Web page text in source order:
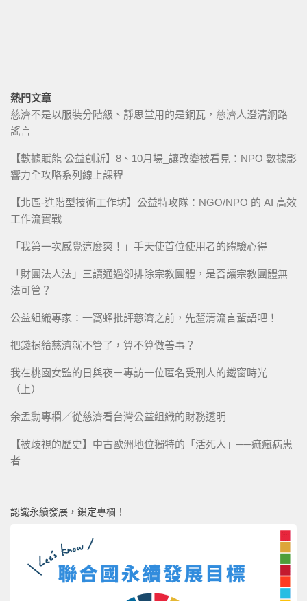
熱門文章
慈濟不是以服裝分階級、靜思堂用的是銅瓦，慈濟人澄清網路
謠言
【數據賦能 公益創新】8、10月場_讓改變被看見：NPO 數據影
響力全攻略系列線上課程
【北區-進階型技術工作坊】公益特攻隊：NGO/NPO 的 AI 高效
工作流實戰
「我第一次感覺這麼爽！」手天使首位使用者的體驗心得
「財團法人法」三讀通過卻排除宗教團體，是否讓宗教團體無
法可管？
公益組織專家：一窩蜂批評慈濟之前，先釐清流言蜚語吧！
把錢捐給慈濟就不管了，算不算做善事？
我在桃園女監的日與夜－專訪一位匿名受刑人的鐵窗時光
（上）
余孟勳專欄／從慈濟看台灣公益組織的財務透明
【被歧視的歷史】中古歐洲地位獨特的「活死人」──痲瘋病患
者
認識永續發展，鎖定專欄！